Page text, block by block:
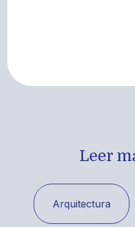
Leer
Arquitectura